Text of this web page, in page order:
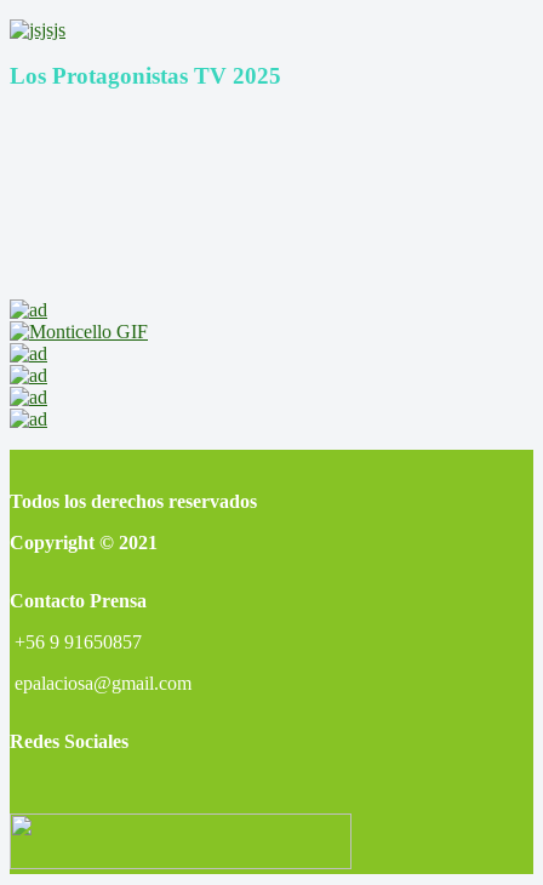
Los Protagonistas TV 2025
Todos los derechos reservados
Copyright © 2021
Contacto Prensa
+56 9 91650857
epalaciosa@gmail.com
Redes Sociales